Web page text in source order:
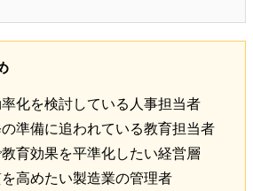
化を検討している人事担当者
準備に追われている教育担当者
育効果を平準化したい経営層
高めたい製造業の管理者